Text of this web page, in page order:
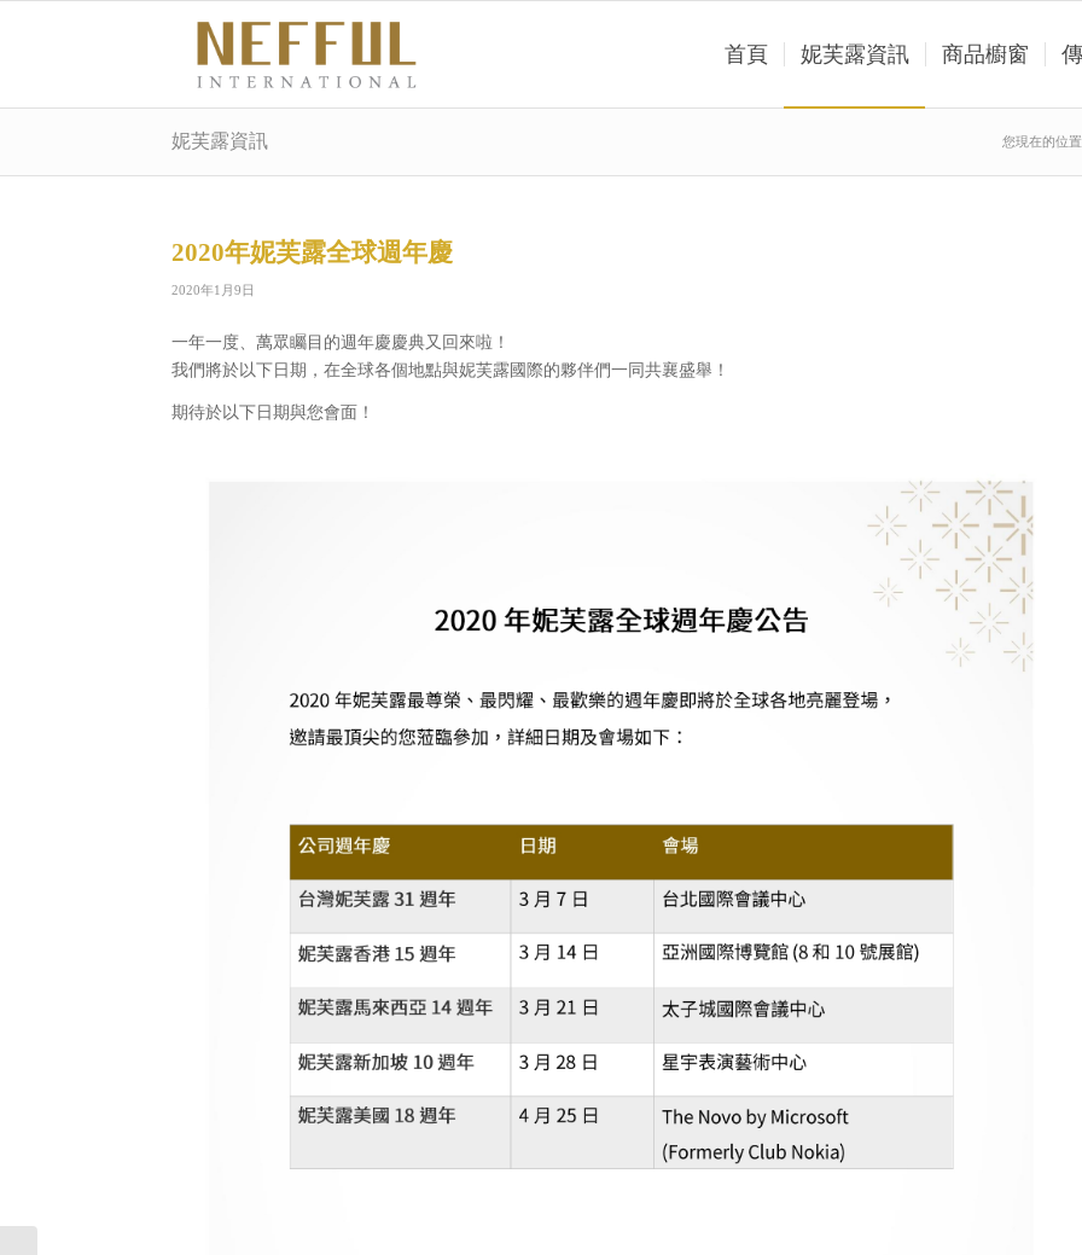
首頁 妮芙露資訊 商品櫥窗
妮芙露資訊 您現在的位
2020年妮芙露全球週年慶
2020年1月9日
一年一度、萬眾矚目的週年慶慶典又回來啦！
我們將於以下日期，在全球各個地點與妮芙露國際的夥伴們一同共襄盛舉！
期待於以下日期與您會面！